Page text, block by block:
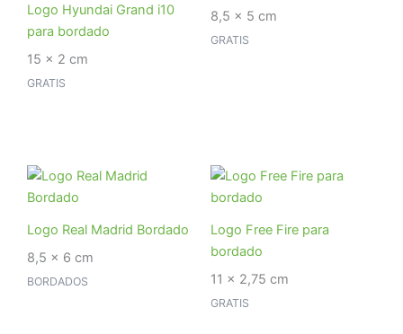
Logo Hyundai Grand i10
para bordado
15 x 2 cm
GRATIS
8,5 x 5 cm
GRATIS
Logo Real Madrid Bordado
8,5 x 6 cm
BORDADOS
Logo Free Fire para
bordado
11 x 2,75 cm
GRATIS